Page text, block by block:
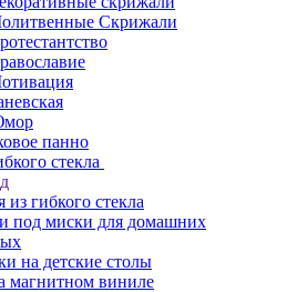
Скрижали
панно
стекла
из гибкого стекла
под миски для домашних
на детские столы
магнитном виниле